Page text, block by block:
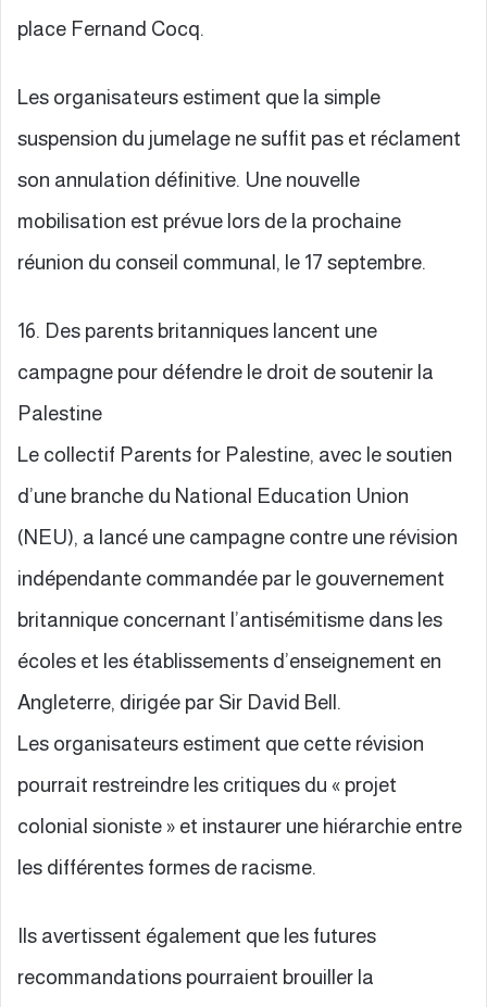
place Fernand Cocq.
Les organisateurs estiment que la simple
suspension du jumelage ne suffit pas et réclament
son annulation définitive. Une nouvelle
mobilisation est prévue lors de la prochaine
réunion du conseil communal, le 17 septembre.
16. Des parents britanniques lancent une
campagne pour défendre le droit de soutenir la
Palestine
Le collectif Parents for Palestine, avec le soutien
d’une branche du National Education Union
(NEU), a lancé une campagne contre une révision
indépendante commandée par le gouvernement
britannique concernant l’antisémitisme dans les
écoles et les établissements d’enseignement en
Angleterre, dirigée par Sir David Bell.
Les organisateurs estiment que cette révision
pourrait restreindre les critiques du « projet
colonial sioniste » et instaurer une hiérarchie entre
les différentes formes de racisme.
Ils avertissent également que les futures
recommandations pourraient brouiller la